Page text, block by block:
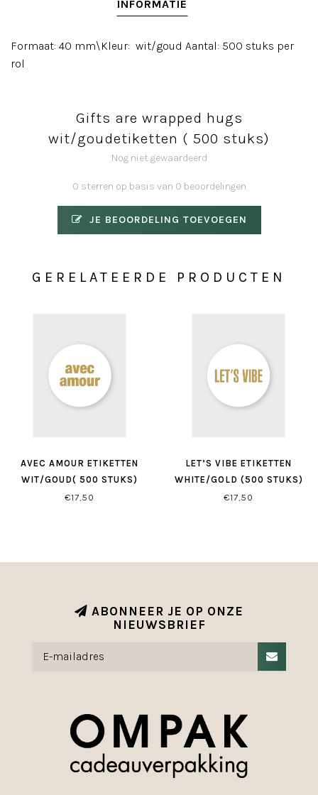
INFORMATIE
Formaat: 40 mm\Kleur: wit/goud Aantal: 500 stuks per
rol
Gifts are wrapped hugs
wit/goudetiketten ( 500 stuks)
Nog niet gewaardeerd
0 sterren op basis van 0 beoordelingen
JE BEOORDELING TOEVOEGEN
GERELATEERDE PRODUCTEN
AVEC AMOUR ETIKETTEN
WIT/GOUD( 500 STUKS)
€17,50
LET’S VIBE ETIKETTEN
WHITE/GOLD (500 STUKS)
€17,50
ABONNEER JE OP ONZE
NIEUWSBRIEF